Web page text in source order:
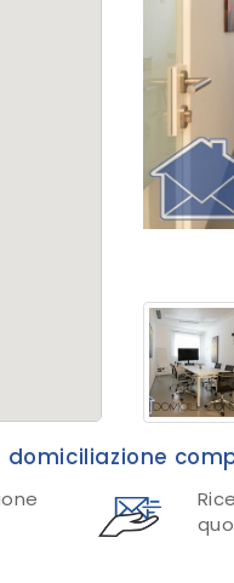
domiciliazione